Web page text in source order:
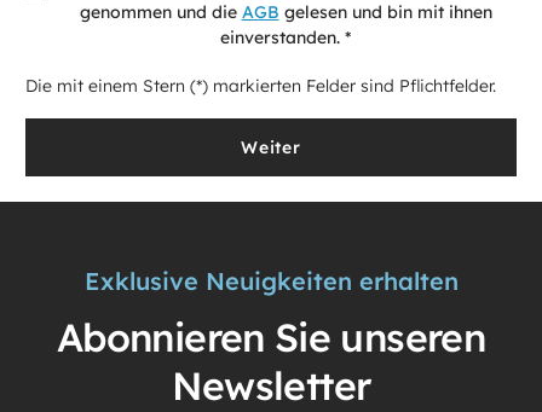
genommen und die AGB gelesen und bin mit ihnen
einverstanden. *
Die mit einem Stern (*) markierten Felder sind Pflichtfelder.
Weiter
Exklusive Neuigkeiten erhalten
Abonnieren Sie unseren
Newsletter